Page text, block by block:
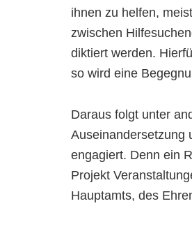
ihnen zu helfen,
zwischen
diktiert werden.
so wird eine
Daraus folgt unter
Auseinandersetzung
engagiert. Denn ein
Projekt
Hauptamts, des